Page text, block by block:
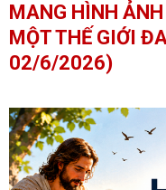
MANG HÌNH
MỘT THẾ GIỚI
02/6/2026)